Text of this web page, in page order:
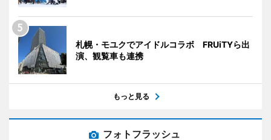
札幌・モユクでアイドルコラボ FRUiTYら出
演、観覧車も連携
もっと見る
フォトフラッシュ